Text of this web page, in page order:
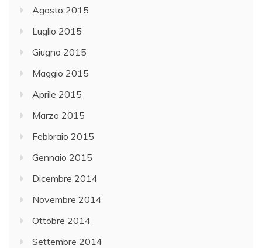
Agosto 2015
Luglio 2015
Giugno 2015
Maggio 2015
Aprile 2015
Marzo 2015
Febbraio 2015
Gennaio 2015
Dicembre 2014
Novembre 2014
Ottobre 2014
Settembre 2014